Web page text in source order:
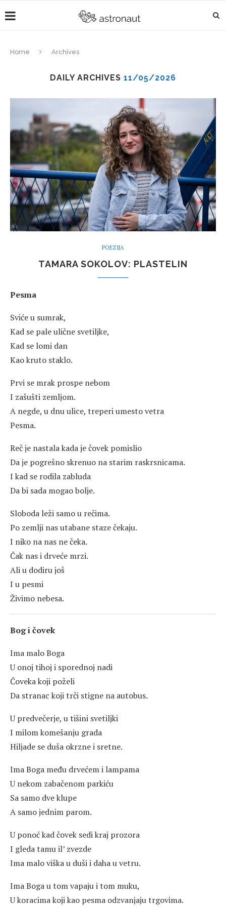
Home Archives
DAILY ARCHIVES 11/05/2026
POEZIJA
TAMARA SOKOLOV: PLASTELIN
Pesma
Sviće u sumrak,
Kad se pale ulične svetiljke,
Kad se lomi dan
Kao kruto staklo.
Prvi se mrak prospe nebom
I zašušti zemljom.
A negde, u dnu ulice, treperi umesto vetra
Pesma.
Reč je nastala kada je čovek pomislio
Da je pogrešno skrenuo na starim raskrsnicama.
I kad se rodila zabluda
Da bi sada mogao bolje.
Sloboda leži samo u rečima.
Po zemlji nas utabane staze čekaju.
I niko na nas ne čeka.
Čak nas i drveće mrzi.
Ali u dodiru još
I u pesmi
Živimo nebesa.
Bog i čovek
Ima malo Boga
U onoj tihoj i sporednoj nadi
Čoveka koji poželi
Da stranac koji trči stigne na autobus.
U predvečerje, u tišini svetiljki
I milom komešanju grada
Hiljade se duša okrzne i sretne.
Ima Boga među drvećem i lampama
U nekom zabačenom parkiću
Sa samo dve klupe
A samo jednim parom.
U ponoć kad čovek sedi kraj prozora
I gleda tamu il’ zvezde
Ima malo viška u duši i daha u vetru.
Ima Boga u tom vapaju i tom muku,
U koracima koji kao pesma odzvanjaju trgovima.